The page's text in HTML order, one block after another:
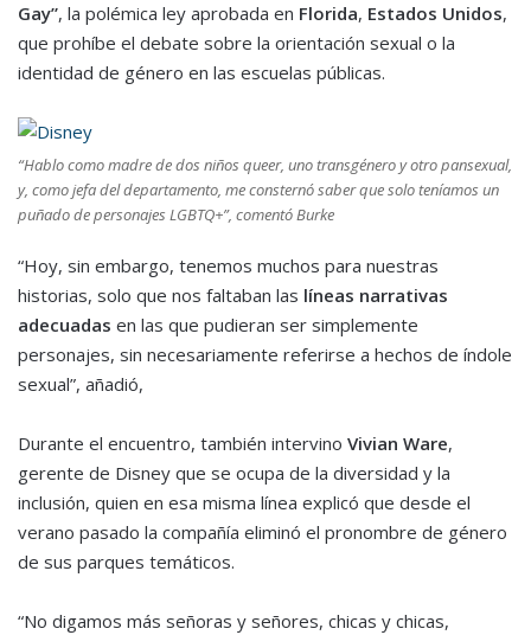
Gay”, la polémica ley aprobada en Florida, Estados Unidos,
que prohíbe el debate sobre la orientación sexual o la
identidad de género en las escuelas públicas.
“Hablo como madre de dos niños queer, uno transgénero y otro pansexual,
y, como jefa del departamento, me consternó saber que solo teníamos un
puñado de personajes LGBTQ+”, comentó Burke
“Hoy, sin embargo, tenemos muchos para nuestras
historias, solo que nos faltaban las líneas narrativas
adecuadas en las que pudieran ser simplemente
personajes, sin necesariamente referirse a hechos de índole
sexual”, añadió,
Durante el encuentro, también intervino Vivian Ware,
gerente de Disney que se ocupa de la diversidad y la
inclusión, quien en esa misma línea explicó que desde el
verano pasado la compañía eliminó el pronombre de género
de sus parques temáticos.
“No digamos más señoras y señores, chicas y chicas,